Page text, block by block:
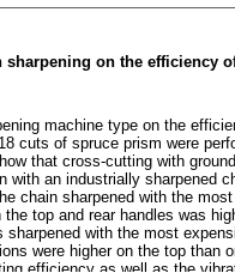
on the efficiency
machine type on the
cuts of spruce prism were
that cross-cutting with
with an industrially sharpened
chain sharpened with the
top and rear handles was
with the most
were higher on the top than
efficiency as well as the